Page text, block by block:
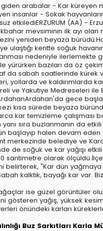
arabalar - Kar küreyen
insanlar - Sokak
etkilediERZURUM (AA) -
mevsiminin ilk ayı
yeniden beyaza
ulaştığı kentte soğuk
nedeniyle ilerlemekte
yürürken bazıları da öz
da sabah saatlerinde kürek
yollarda ve kaldırımlarda
ve Yakutiye Medreseleri
gece
kısa sürede beyaza
kar temizleme çalışması
yanı sıra buzlanmanın da
başlayıp halen devam eden
merkezinde belediye ve
de soğuk ve kar yağışı
santimetre olarak
belirterek, "Kar dün yağmaya
kalktık, bayağı kar var.
ise güzel görüntüler
gösteren yağış, yüksek
önündeki karları
Buz Sarkıtları Karla